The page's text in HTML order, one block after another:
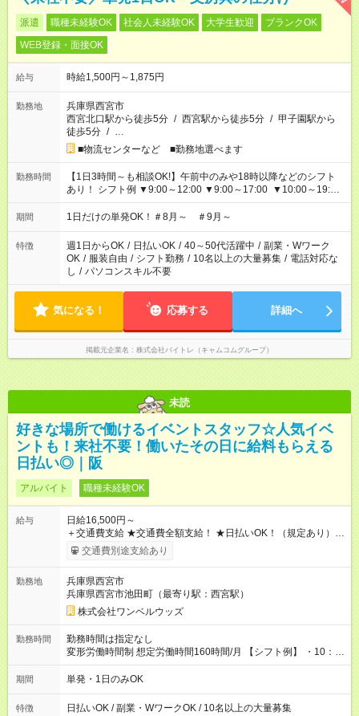
派遣 職種未経験OK 社会人未経験OK 大学生歓迎
ブランクOK
WEB登録・面接OK
給与 時給1,500円～1,875円
勤務地
兵庫県西宮市
西宮北口駅から徒歩5分 / 西宮駅から徒歩5分 / 甲子園駅から
徒歩5分 / …
■物流センターなど ■勤務地選べます
勤務時間
【1日3時間～も相談OK!】午前中のみや18時以降などのシフト
あり！ シフト例 ▼9:00～12:00 ▼9:00～17:00 ▼10:00～19:00
▼18:00～21:00
期間 1日だけの単発OK！＃8月～ ＃9月～
特徴 週1日からOK / 日払いOK / 40～50代活躍中 / 副業・Wワーク
OK / 服装自由 / シフト勤務 / 10名以上の大量募集 / 電話対応な
し / パソコンスキル不要
気になる！ 応募する 詳細へ
掲載元企業名 株式会社バイトレ（キャムコムグループ）
未読
好きな場所で働けるイベントスタッフ☆人気イベ
ントも！来社不要！働いたその日に給料もらえる
日払い◎｜阪
アルバイト 職種未経験OK
給与
日給16,500円～
＋交通費支給 ★交通費全額支給！ ★日払いOK！（規定あり） ┗
働いたその日に現金GET♪ お仕事後はコンビニATMから 日払
交通費別途支給あり
勤務地
兵庫県西宮市
兵庫県西宮市池田町（最寄り駅：西宮駅）
株式会社ワンベルウッズ
勤務時間
勤務時間は指定なし
変形労働時間制 想定労働時間160時間/月 【シフト例】 ・10：
00～20：00
期間 単発・1日のみOK
特徴 日払いOK / 副業・WワークOK / 10名以上の大量募集